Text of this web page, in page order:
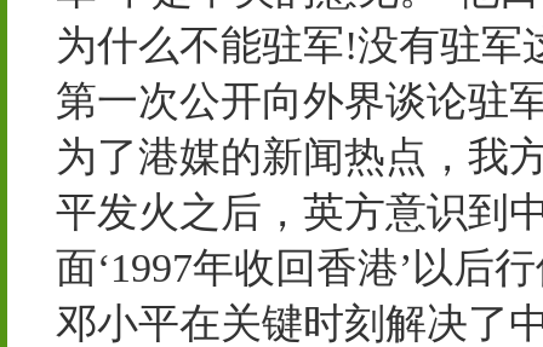
为什么不能驻军!没有驻军
第一次公开向外界谈论驻
为了港媒的新闻热点，我
平发火之后，英方意识到
面‘1997年收回香港’以后
邓小平在关键时刻解决了